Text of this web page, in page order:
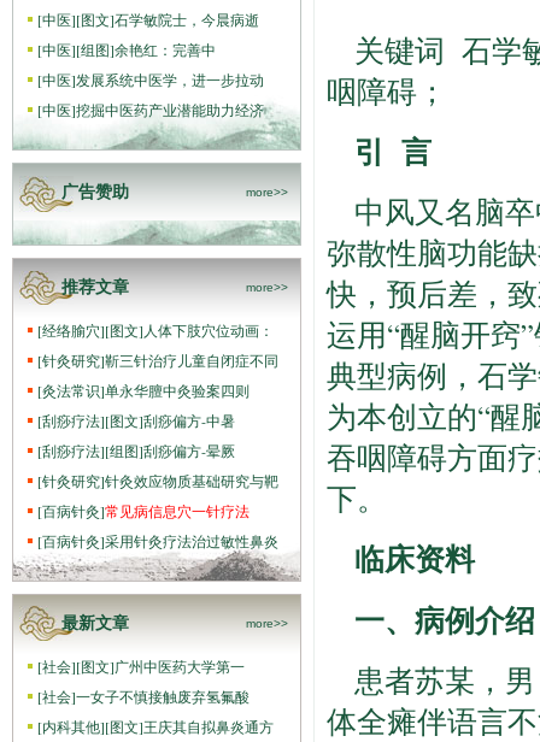
[中医][图文]石学敏院士，今晨病逝
[中医][组图]​余艳红：完善中
[中医]发展系统中医学，进一步拉动
[中医]挖掘中医药产业潜能助力经济
广告赞助 more>>
推荐文章 more>>
[经络腧穴][图文] 人体下肢穴位动画：
[针灸研究]靳三针治疗儿童自闭症不同
[灸法常识]单永华膻中灸验案四则
[刮痧疗法][图文]刮痧偏方-中暑
[刮痧疗法][组图]刮痧偏方-晕厥
[针灸研究]针灸效应物质基础研究与靶
[百病针灸]常见病信息穴一针疗法
[百病针灸]采用针灸疗法治过敏性鼻炎
最新文章 more>>
[社会][图文]广州中医药大学第一
[社会]一女子不慎接触废弃氢氟酸
[内科其他][图文]王庆其自拟鼻炎通方
关键词 石学
咽障碍；
引 言
中风又名脑
弥散性脑功能
快，预后差，
运用“醒脑开窍
典型病例，石
为本创立的“醒
吞咽障碍方面
下。
临床资料
一、病例介绍
患者苏某，
体全瘫伴语言